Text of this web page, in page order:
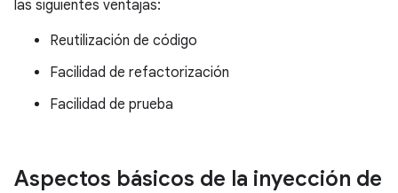
las siguientes ventajas:
Reutilización de código
Facilidad de refactorización
Facilidad de prueba
Aspectos básicos de la inyección de